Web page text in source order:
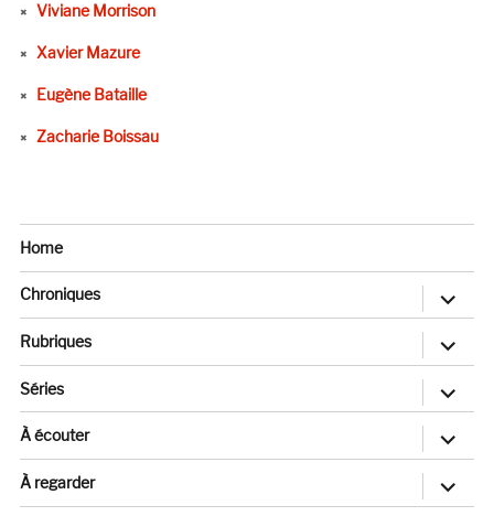
Viviane Morrison
Xavier Mazure
Eugène Bataille
Zacharie Boissau
Home
Chroniques
ouvrir
sous-
menu
Rubriques
ouvrir
sous-
menu
Séries
ouvrir
sous-
menu
À écouter
ouvrir
le
sous-
menu
À regarder
ouvrir
sous-